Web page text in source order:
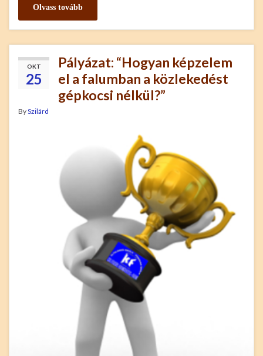
Olvass tovább
OKT
25
Pályázat: “Hogyan képzelem
el a falumban a közlekedést
gépkocsi nélkül?”
BySzilárd